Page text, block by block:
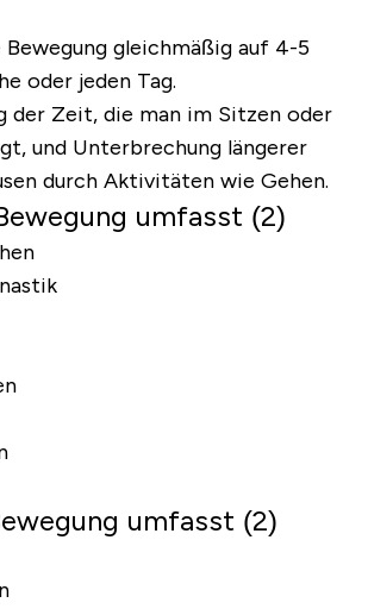
gleichmäßig auf 4-5
oder jeden Tag.
der Zeit, die man im Sitzen oder
und Unterbrechung längerer
durch Aktivitäten wie Gehen.
umfasst (2)
umfasst (2)